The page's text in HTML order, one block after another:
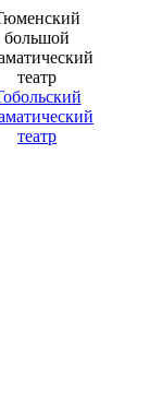
большой
театр
театр